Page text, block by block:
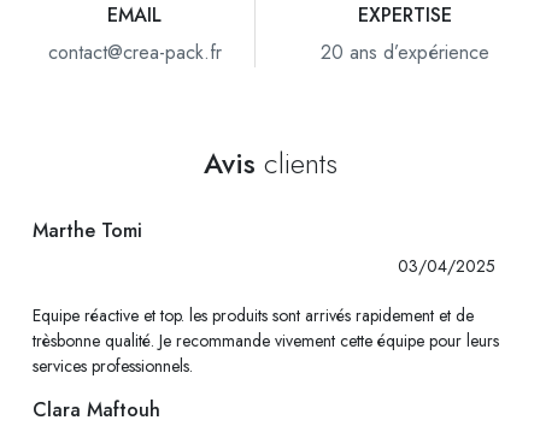
EMAIL
contact@crea-pack.fr
EXPERTISE
20 ans d’expérience
Avis clients
Marthe Tomi
03/04/2025
Equipe réactive et top. les produits sont arrivés rapidement et de
trèsbonne qualité. Je recommande vivement cette équipe pour leurs
services professionnels.
Clara Maftouh